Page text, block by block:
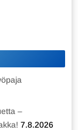
–
7.8.2026